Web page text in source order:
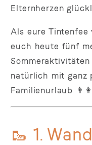
Elternherzen
Als eure Tintenfee
euch heute fünf
natürlich mit ganz
Familienurlaub
🥾 1.